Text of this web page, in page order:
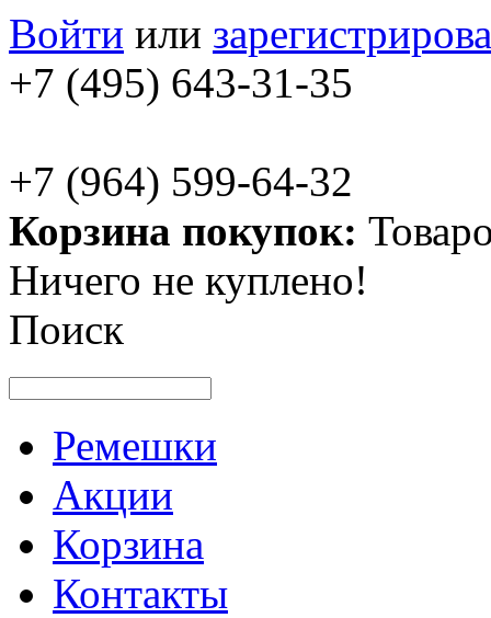
Войти или
+7 (495) 643-31-35
+7 (964) 599-64-32
Корзина покупок:
Ничего не куплено!
Поиск
Ремешки
Акции
Корзина
Контакты